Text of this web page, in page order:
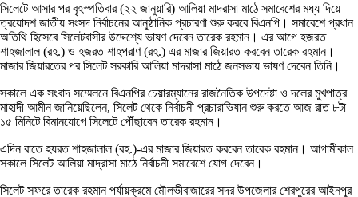
সিলেটে আসার পর বৃহস্পতিবার (২২ জানুয়ারি) আলিয়া মাদরাসা মাঠে সমাবেশের মধ্য দিয়ে
ত্রয়োদশ জাতীয় সংসদ নির্বাচনের আনুষ্ঠানিক প্রচারণা শুরু করবে বিএনপি। সমাবেশে প্রধান
অতিথি হিসেবে সিলেটবাসীর উদ্দেশ্যে ভাষণ দেবেন তারেক রহমান। এর আগে হজরত
শাহজালাল (রহ.) ও হজরত শাহপরাণ (রহ.) এর মাজার জিয়ারত করবেন তারেক রহমান।
মাজার জিয়ারতের পর সিলেট সরকারি আলিয়া মাদরাসা মাঠে জনসভায় ভাষণ দেবেন তিনি।
সকালে এক সংবাদ সম্মেলনে বিএনপির চেয়ারম্যানের রাজনৈতিক উপদেষ্টা ও দলের মুখপাত্র
মাহাদী আমীন জানিয়েছিলেন, সিলেট থেকে নির্বাচনী প্রচারাভিযান শুরু করতে আজ রাত ৮টা
১৫ মিনিটে বিমানযোগে সিলেটে পৌঁছাবেন তারেক রহমান।
এদিন রাতে হযরত শাহজালাল (রহ.)-এর মাজার জিয়ারত করবেন তারেক রহমান। আগামীকাল
সকালে সিলেট আলিয়া মাদ্রাসা মাঠে নির্বাচনী সমাবেশে যোগ দেবেন।
সিলেট সফরে তারেক রহমান পর্যায়ক্রমে মৌলভীবাজারের সদর উপজেলার শেরপুরের আইনপুর